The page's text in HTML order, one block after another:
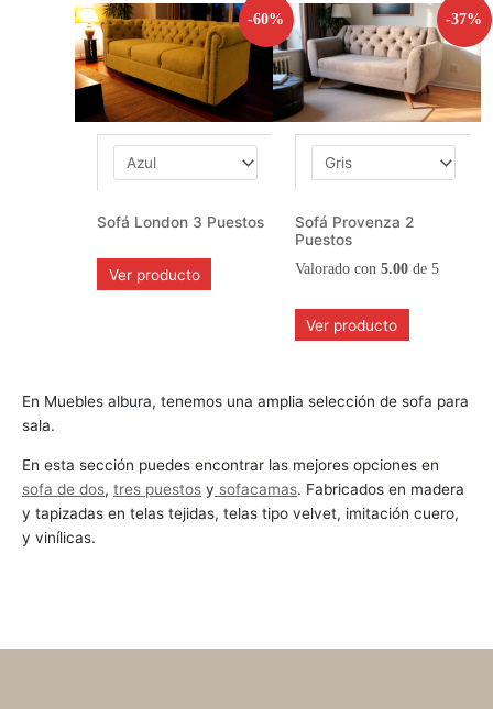
-60%
Sofá London 3 Puestos
Ver producto
-37%
Sofá Provenza 2
Puestos
Valorado con5.00 de 5
Ver producto
En Muebles albura, tenemos una amplia selección de sofa para
sala.
En esta sección puedes encontrar las mejores opciones en
sofa de dos, tres puestos y sofacamas. Fabricados en madera
y tapizadas en telas tejidas, telas tipo velvet, imitación cuero,
y vinílicas.